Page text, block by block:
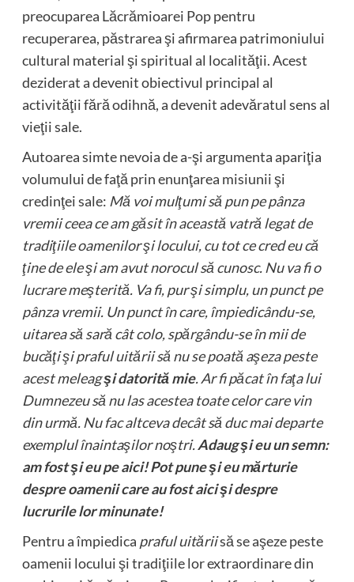
preocuparea Lăcrămioarei Pop pentru
recuperarea, păstrarea şi afirmarea patrimoniului
cultural material şi spiritual al localităţii. Acest
deziderat a devenit obiectivul principal al
activităţii fără odihnă, a devenit adevăratul sens al
vieţii sale.
Autoarea simte nevoia de a-şi argumenta apariţia
volumului de faţă prin enunţarea misiunii şi
credinţei sale: Mă voi mulţumi să pun pe pânza
vremii ceea ce am găsit în această vatră legat de
tradiţiile oamenilor şi locului, cu tot ce cred eu că
ţine de ele şi am avut norocul să cunosc. Nu va fi o
lucrare meşterită. Va fi, pur şi simplu, un punct pe
pânza vremii. Un punct în care, împiedicându-se,
uitarea să sară cât colo, spărgându-se în mii de
bucăţi şi praful uitării să nu se poată aşeza peste
acest meleagşi datorită mie. Ar fi păcat în faţa lui
Dumnezeu să nu las acestea toate celor care vin
din urmă. Nu fac altceva decât să duc mai departe
exemplul înaintaşilor noştri.Adaug şi eu un semn:
am fost şi eu pe aici! Pot pune şi eu mărturie
despre oamenii care au fost aici şi despre
lucrurile lor minunate!
Pentru a împiedica praful uităriisă se aşeze peste
oamenii locului şi tradiţiile lor extraordinare din